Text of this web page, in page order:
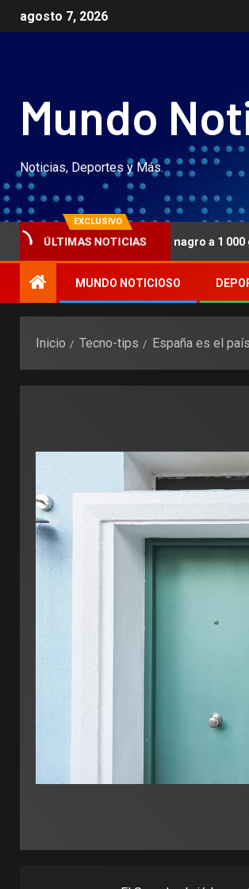
agosto 7, 2026
Mundo
Noticias, Deportes y Más.
EXCLUSIVO
ÚLTIMAS NOTICIAS
gratifica senza tenuta magro a 1 000 gratis
MUNDO NOTICIOSO
Inicio Tecno-tips España es el